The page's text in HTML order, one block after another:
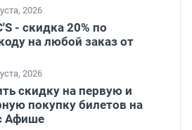
2026
- скидка 20% по
на любой заказ от
2026
скидку на первую и
покупку билетов на
Афише